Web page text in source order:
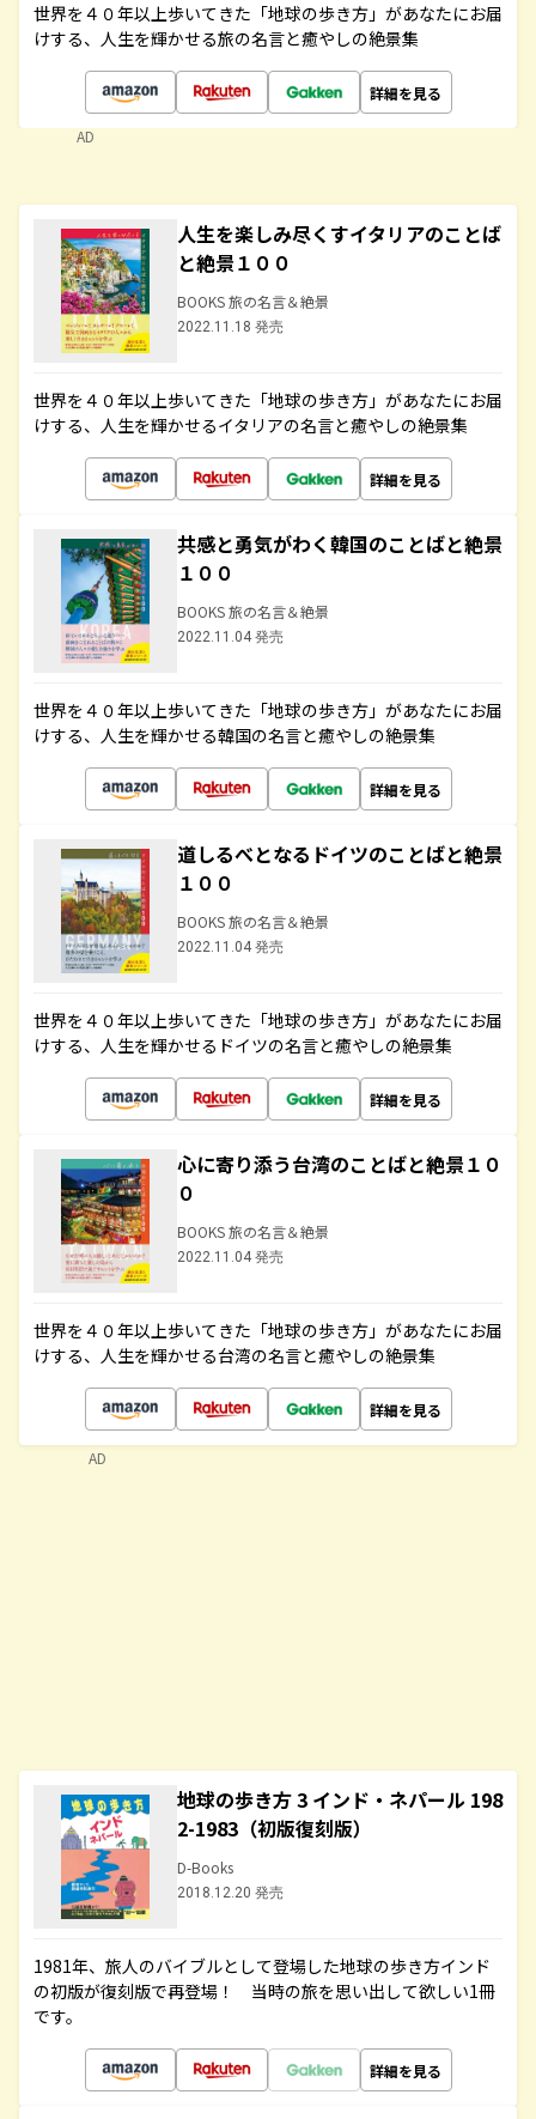
世界を４０年以上歩いてきた「地球の歩き方」があなたにお届
けする、人生を輝かせる旅の名言と癒やしの絶景集
詳細を見る
AD
人生を楽しみ尽くすイタリアのことば
と絶景１００
BOOKS 旅の名言＆絶景
2022.11.18 発売
世界を４０年以上歩いてきた「地球の歩き方」があなたにお届
けする、人生を輝かせるイタリアの名言と癒やしの絶景集
詳細を見る
共感と勇気がわく韓国のことばと絶景
１００
BOOKS 旅の名言＆絶景
2022.11.04 発売
世界を４０年以上歩いてきた「地球の歩き方」があなたにお届
けする、人生を輝かせる韓国の名言と癒やしの絶景集
詳細を見る
道しるべとなるドイツのことばと絶景
１００
BOOKS 旅の名言＆絶景
2022.11.04 発売
世界を４０年以上歩いてきた「地球の歩き方」があなたにお届
けする、人生を輝かせるドイツの名言と癒やしの絶景集
詳細を見る
心に寄り添う台湾のことばと絶景１０
０
BOOKS 旅の名言＆絶景
2022.11.04 発売
世界を４０年以上歩いてきた「地球の歩き方」があなたにお届
けする、人生を輝かせる台湾の名言と癒やしの絶景集
詳細を見る
地球の歩き方 3 インド・ネパール 198
2-1983（初版復刻版）
D-Books
2018.12.20 発売
1981年、旅人のバイブルとして登場した地球の歩き方インド
の初版が復刻版で再登場！ 当時の旅を思い出して欲しい1冊
です。
詳細を見る
AD